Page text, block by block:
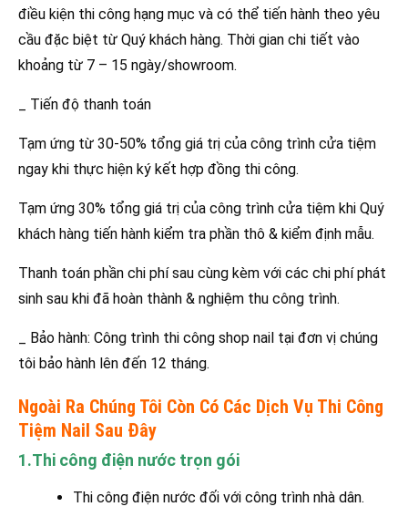
điều kiện thi công hạng mục và có thể tiến hành theo yêu
cầu đặc biệt từ Quý khách hàng. Thời gian chi tiết vào
khoảng từ 7 – 15 ngày/showroom.
_ Tiến độ thanh toán
Tạm ứng từ 30-50% tổng giá trị của công trình cửa tiệm
ngay khi thực hiện ký kết hợp đồng thi công.
Tạm ứng 30% tổng giá trị của công trình cửa tiệm khi Quý
khách hàng tiến hành kiểm tra phần thô & kiểm định mẫu.
Thanh toán phần chi phí sau cùng kèm với các chi phí phát
sinh sau khi đã hoàn thành & nghiệm thu công trình.
_ Bảo hành: Công trình thi công shop nail tại đơn vị chúng
tôi bảo hành lên đến 12 tháng.
Ngoài Ra Chúng Tôi Còn Có Các Dịch Vụ Thi Công
Tiệm Nail Sau Đây
1.Thi công điện nước trọn gói
Thi công điện nước đối với công trình nhà dân.